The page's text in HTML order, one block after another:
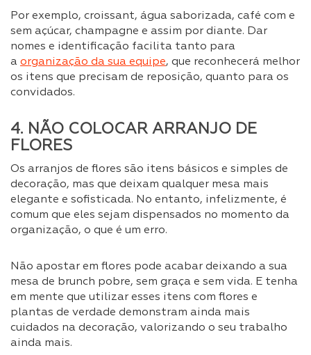
Por exemplo, croissant, água saborizada, café com e
sem açúcar, champagne e assim por diante. Dar
nomes e identificação facilita tanto para
a organização da sua equipe, que reconhecerá melhor
os itens que precisam de reposição, quanto para os
convidados.
4. NÃO COLOCAR ARRANJO DE
FLORES
Os arranjos de flores são itens básicos e simples de
decoração, mas que deixam qualquer mesa mais
elegante e sofisticada. No entanto, infelizmente, é
comum que eles sejam dispensados no momento da
organização, o que é um erro.
Não apostar em flores pode acabar deixando a sua
mesa de brunch pobre, sem graça e sem vida. E tenha
em mente que utilizar esses itens com flores e
plantas de verdade demonstram ainda mais
cuidados na decoração, valorizando o seu trabalho
ainda mais.